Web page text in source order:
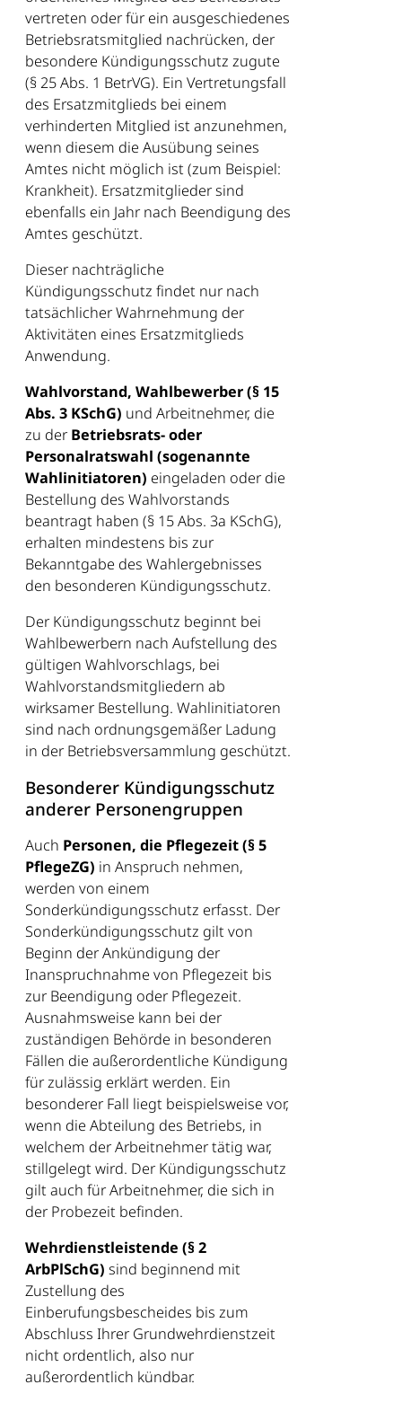
vertreten oder für ein ausgeschiedenes
Betriebsratsmitglied nachrücken, der
besondere Kündigungsschutz zugute
(§ 25 Abs. 1 BetrVG). Ein Vertretungsfall
des Ersatzmitglieds bei einem
verhinderten Mitglied ist anzunehmen,
wenn diesem die Ausübung seines
Amtes nicht möglich ist (zum Beispiel:
Krankheit). Ersatzmitglieder sind
ebenfalls ein Jahr nach Beendigung des
Amtes geschützt.
Dieser nachträgliche
Kündigungsschutz findet nur nach
tatsächlicher Wahrnehmung der
Aktivitäten eines Ersatzmitglieds
Anwendung.
Wahlvorstand, Wahlbewerber (§ 15
Abs. 3 KSchG) und Arbeitnehmer, die
zu der Betriebsrats- oder
Personalratswahl (sogenannte
Wahlinitiatoren) eingeladen oder die
Bestellung des Wahlvorstands
beantragt haben (§ 15 Abs. 3a KSchG),
erhalten mindestens bis zur
Bekanntgabe des Wahlergebnisses
den besonderen Kündigungsschutz.
Der Kündigungsschutz beginnt bei
Wahlbewerbern nach Aufstellung des
gültigen Wahlvorschlags, bei
Wahlvorstandsmitgliedern ab
wirksamer Bestellung. Wahlinitiatoren
sind nach ordnungsgemäßer Ladung
in der Betriebsversammlung geschützt.
Besonderer Kündigungsschutz
anderer Personengruppen
Auch Personen, die Pflegezeit (§ 5
PflegeZG) in Anspruch nehmen,
werden von einem
Sonderkündigungsschutz erfasst. Der
Sonderkündigungsschutz gilt von
Beginn der Ankündigung der
Inanspruchnahme von Pflegezeit bis
zur Beendigung oder Pflegezeit.
Ausnahmsweise kann bei der
zuständigen Behörde in besonderen
Fällen die außerordentliche Kündigung
für zulässig erklärt werden. Ein
besonderer Fall liegt beispielsweise vor,
wenn die Abteilung des Betriebs, in
welchem der Arbeitnehmer tätig war,
stillgelegt wird. Der Kündigungsschutz
gilt auch für Arbeitnehmer, die sich in
der Probezeit befinden.
Wehrdienstleistende (§ 2
ArbPlSchG) sind beginnend mit
Zustellung des
Einberufungsbescheides bis zum
Abschluss Ihrer Grundwehrdienstzeit
nicht ordentlich, also nur
außerordentlich kündbar.